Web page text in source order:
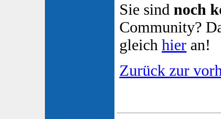
Sie sind noch
Community?
gleich hier an!
Zurück zur